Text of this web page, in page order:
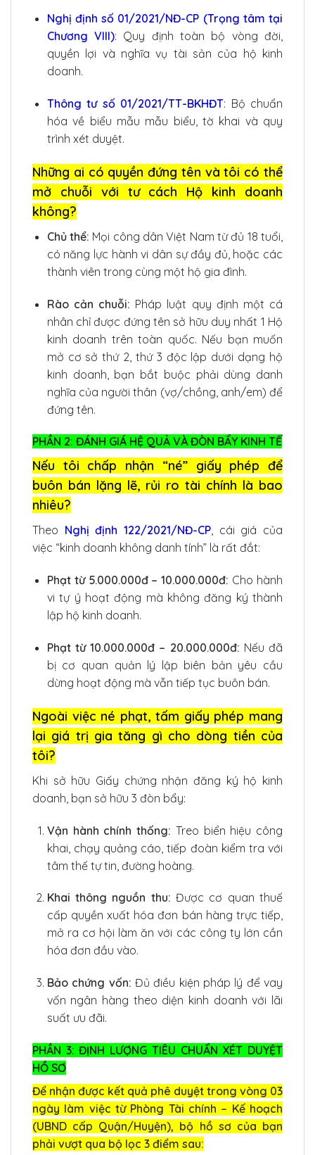
Nghị định số 01/2021/NĐ-CP (Trọng tâm tại
Chương VIII): Quy định toàn bộ vòng đời,
quyền lợi và nghĩa vụ tài sản của hộ kinh
doanh.
Thông tư số 01/2021/TT-BKHĐT: Bộ chuẩn
hóa về biểu mẫu mẫu biểu, tờ khai và quy
trình xét duyệt.
Những ai có quyền đứng tên và tôi có thể
mở chuỗi với tư cách Hộ kinh doanh
không?
Chủ thể: Mọi công dân Việt Nam từ đủ 18 tuổi,
có năng lực hành vi dân sự đầy đủ, hoặc các
thành viên trong cùng một hộ gia đình.
Rào cản chuỗi: Pháp luật quy định một cá
nhân chỉ được đứng tên sở hữu duy nhất 1 Hộ
kinh doanh trên toàn quốc. Nếu bạn muốn
mở cơ sở thứ 2, thứ 3 độc lập dưới dạng hộ
kinh doanh, bạn bắt buộc phải dùng danh
nghĩa của người thân (vợ/chồng, anh/em) để
đứng tên.
PHẦN 2: ĐÁNH GIÁ HỆ QUẢ VÀ ĐÒN BẨY KINH TẾ
Nếu tôi chấp nhận “né” giấy phép để
buôn bán lặng lẽ, rủi ro tài chính là bao
nhiêu?
Theo Nghị định 122/2021/NĐ-CP, cái giá của
việc “kinh doanh không danh tính” là rất đắt:
Phạt từ 5.000.000đ – 10.000.000đ: Cho hành
vi tự ý hoạt động mà không đăng ký thành
lập hộ kinh doanh.
Phạt từ 10.000.000đ – 20.000.000đ: Nếu đã
bị cơ quan quản lý lập biên bản yêu cầu
dừng hoạt động mà vẫn tiếp tục buôn bán.
Ngoài việc né phạt, tấm giấy phép mang
lại giá trị gia tăng gì cho dòng tiền của
tôi?
Khi sở hữu Giấy chứng nhận đăng ký hộ kinh
doanh, bạn sở hữu 3 đòn bẩy:
Vận hành chính thống: Treo biển hiệu công
khai, chạy quảng cáo, tiếp đoàn kiểm tra với
tâm thế tự tin, đường hoàng.
Khai thông nguồn thu:Được cơ quan thuế
cấp quyền xuất hóa đơn bán hàng trực tiếp,
mở ra cơ hội làm ăn với các công ty lớn cần
hóa đơn đầu vào.
Bảo chứng vốn: Đủ điều kiện pháp lý để vay
vốn ngân hàng theo diện kinh doanh với lãi
suất ưu đãi.
PHẦN 3: ĐỊNH LƯỢNG TIÊU CHUẨN XÉT DUYỆT
HỒ SƠ
Để nhận được kết quả phê duyệt trong vòng 03
ngày làm việc từ Phòng Tài chính – Kế hoạch
(UBND cấp Quận/Huyện), bộ hồ sơ của bạn
phải vượt qua bộ lọc 3 điểm sau: